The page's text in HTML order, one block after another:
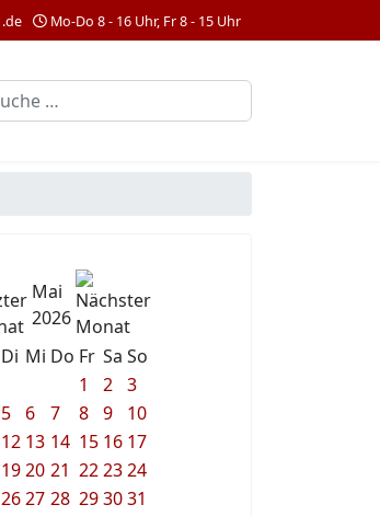
Mo-Do 8 - 16 Uhr, Fr 8 - 15 Uhr
Mai
2026
Di Mi Do Fr Sa So
1
2 3
5 6 7 8 9
10
12 13 14 15 16 17
1920 21 222324
2627 28 293031